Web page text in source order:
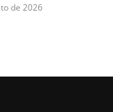
de 2026